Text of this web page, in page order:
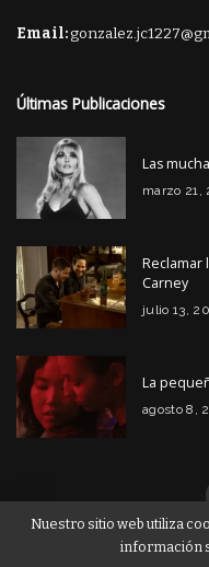
Email:
Últimas Publicaciones
Las
marzo 21,
Reclamar
Carney
julio 13,
La
agosto 8,
Nuestro sitio web utiliza
información